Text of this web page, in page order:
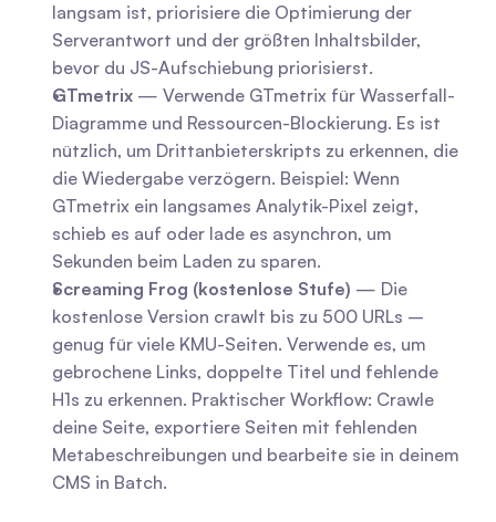
langsam ist, priorisiere die Optimierung der
Serverantwort und der größten Inhaltsbilder,
bevor du JS-Aufschiebung priorisierst.
GTmetrix — Verwende GTmetrix für Wasserfall-
Diagramme und Ressourcen-Blockierung. Es ist
nützlich, um Drittanbieterskripts zu erkennen, die
die Wiedergabe verzögern. Beispiel: Wenn
GTmetrix ein langsames Analytik-Pixel zeigt,
schieb es auf oder lade es asynchron, um
Sekunden beim Laden zu sparen.
Screaming Frog (kostenlose Stufe) — Die
kostenlose Version crawlt bis zu 500 URLs –
genug für viele KMU-Seiten. Verwende es, um
gebrochene Links, doppelte Titel und fehlende
H1s zu erkennen. Praktischer Workflow: Crawle
deine Seite, exportiere Seiten mit fehlenden
Metabeschreibungen und bearbeite sie in deinem
CMS in Batch.